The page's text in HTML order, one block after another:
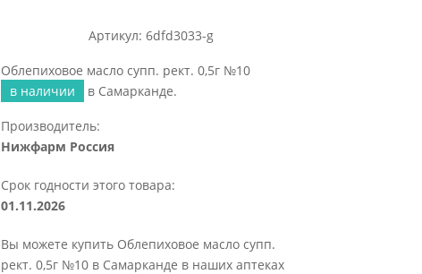
Артикул: 6dfd3033-g
Облепиховое масло супп. рект. 0,5г №10
в наличии
в Самарканде.
Производитель:
Нижфарм Россия
Срок годности этого товара:
01.11.2026
Вы можете купить Облепиховое масло супп.
рект. 0,5г №10 в Самарканде в наших аптеках